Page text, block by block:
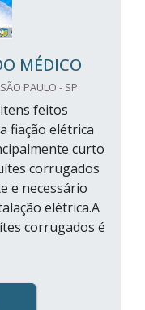
MÉDICO
PAULO - SP
feitos
fiação elétrica
curto
corrugados
e necessário
elétrica.A
corrugados é